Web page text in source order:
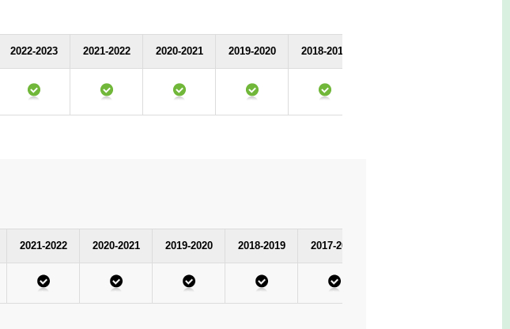
2022-2023 2021-2022 2020-2021 2019-2020 2018-2019
2021-2022 2020-2021 2019-2020 2018-2019 2017-2018